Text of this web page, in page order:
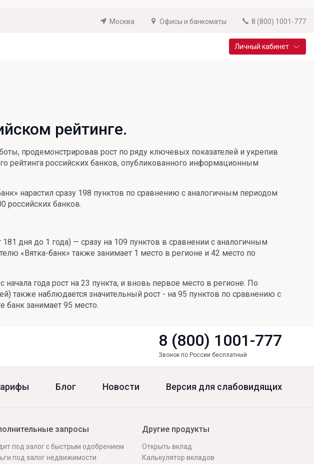
Москва Офисы и банкоматы 8 (800) 1001-777
Личный кабинет
рейтинге.
продемонстрировав рост по ряду ключевых показателей и укрепив
рейтинга российских банков, опубликованного информационным
нарастил сразу 198 пунктов по сравнению с аналогичным периодом
российских банков.
дня до 1 года) — сразу на 109 пунктов в сравнении с аналогичным
«Вятка-банк» также занимает 1 место в регионе и 42 место по
года рост на 23 пункта, и вновь первое место в регионе. По
также наблюдается значительный рост - на 95 пунктов по сравнению с
банк занимает 95 место.
8 (800) 1001-777
Звонок по России бесплатный
Блог Новости Версия для слабовидящих
запросы
под залог с быстрым одобрением
под залог недвижимости
Другие продукты
Открыть вклад
Калькулятор вкладов